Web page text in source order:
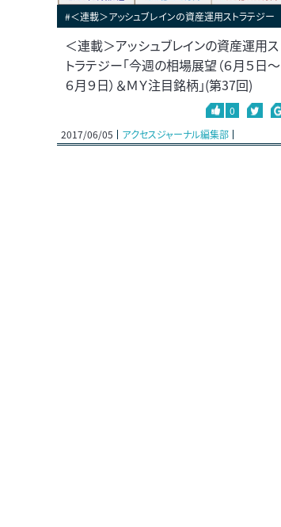
#＜連載＞アッシュブレインの資産運用ストラテジー
＜連載＞アッシュブレインの資産運用ス
トラテジー「今週の相場展望（６月５日～
６月９日）＆ＭＹ注目銘柄」(第37回)
0
2017/06/05
アクセスジャーナル編集部